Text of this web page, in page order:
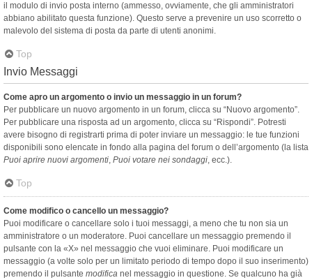
il modulo di invio posta interno (ammesso, ovviamente, che gli amministratori
abbiano abilitato questa funzione). Questo serve a prevenire un uso scorretto o
malevolo del sistema di posta da parte di utenti anonimi.
Top
Invio Messaggi
Come apro un argomento o invio un messaggio in un forum?
Per pubblicare un nuovo argomento in un forum, clicca su “Nuovo argomento”.
Per pubblicare una risposta ad un argomento, clicca su “Rispondi”. Potresti
avere bisogno di registrarti prima di poter inviare un messaggio: le tue funzioni
disponibili sono elencate in fondo alla pagina del forum o dell’argomento (la lista
Puoi aprire nuovi argomenti, Puoi votare nei sondaggi, ecc.).
Top
Come modifico o cancello un messaggio?
Puoi modificare o cancellare solo i tuoi messaggi, a meno che tu non sia un
amministratore o un moderatore. Puoi cancellare un messaggio premendo il
pulsante con la «X» nel messaggio che vuoi eliminare. Puoi modificare un
messaggio (a volte solo per un limitato periodo di tempo dopo il suo inserimento)
premendo il pulsante modifica nel messaggio in questione. Se qualcuno ha già